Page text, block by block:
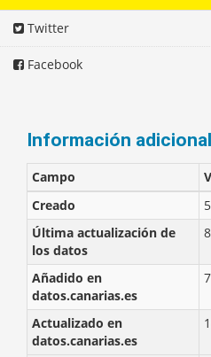
Twitter
Facebook
Información adicional
Campo
Creado
Última actualización de
los datos
Añadido en
datos.canarias.es
Actualizado en
datos.canarias.es